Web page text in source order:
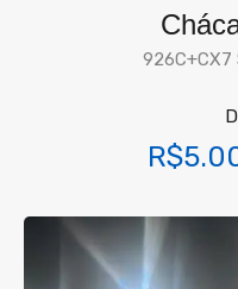
926C+CX7